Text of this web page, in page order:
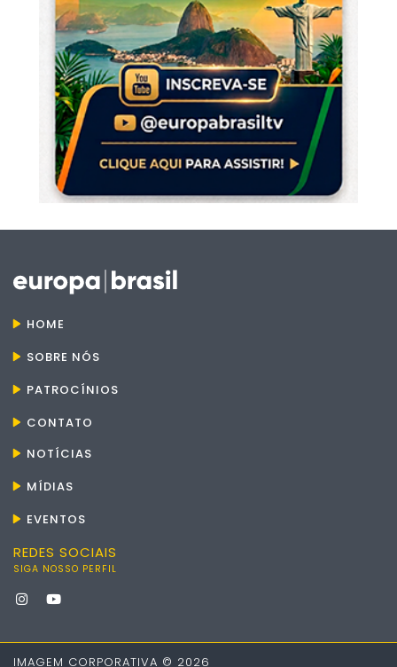
HOME
SOBRE NÓS
PATROCÍNIOS
CONTATO
NOTÍCIAS
MÍDIAS
EVENTOS
REDES SOCIAIS
SIGA NOSSO PERFIL
IMAGEM CORPORATIVA © 2026